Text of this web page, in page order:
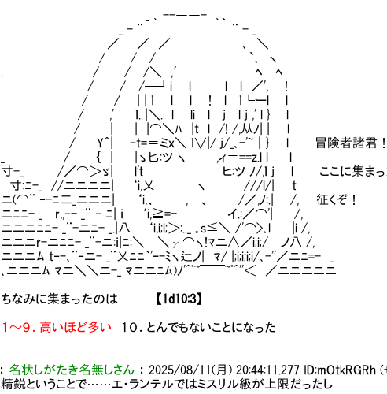
_ ､ --――- ､、
_ - ¨ ¨ - _
／ ／ ／ ､ ＼
/ / / `､ ヽ
. / / /＼ ,′ ﾍ ﾍ
/ / /─┘i l l l ／', !
/ / | | ｌ l l ! l ｌ└ーl l
/ ,' ｌ. |＼. l li l j l j ,' l } l
/ | | |⌒＼ﾊ |t l /! /,从ﾉ| | l
/ Y＾| ｰt=＝ミｘ＼ ｌ∨|/ j/_､-'~｜} l 冒険者諸君！我々は
_ / ｛ | |ゝ匕:ツ ヽ ,ィ＝==z.l l l
寸-_ /／⌒＞ゞ| l'ｔ ヒ:ツ ﾉ/,ｌ j l ここに集まったのはそ
寸:ﾆ-_ //ニニニニ| ‘i,乂 ヽ ///l/| t
ニ(⌒¨ ‐-ﾆ二_ニニニ| ‘i,、 , 、 /／,ﾉ:.| /, 征くぞ！
ニﾆﾆ- _ r,,‐- _¨ ‐ ﾆ| ｉ ‘i,≧=- イ.:／⌒'| /,
ニニニﾆﾆ- _¨-ニﾆ- _.|八 ‘i,i;i;＞:.._ ｡s≦＼ /'⌒>､l |i /,
ニニニr-ニﾆﾆ- _¨-ニ:ｉ|ﾆ:＼ ＼γ⌒ヽ!ﾏニ∧／i;i;/ ノ八 /,
ニニニﾑ t‐-､¨‐ニ- _¨乂ﾆﾆ`'ｰ-ﾐヽ辷ノ| ﾏ/ |;i;i;i;i/､-''／ニﾆ=- _
､ニニニﾑ ﾏニ＼＼ニ-_ ﾏニニﾆﾑ)ﾉ'^ﾟ~￣￣~ﾟ^''＜ ／ニニニニニ
ちなみに集まったのは――― 【1d10:3】
１～９．高いほど多い １０．とんでもないことになった
： 名状しがたき名無しさん ： 2025/08/11(月) 20:44:11.277 ID:mOtkRGRh
精鋭ということで……エ・ランテルではミスリル級が上限だったし